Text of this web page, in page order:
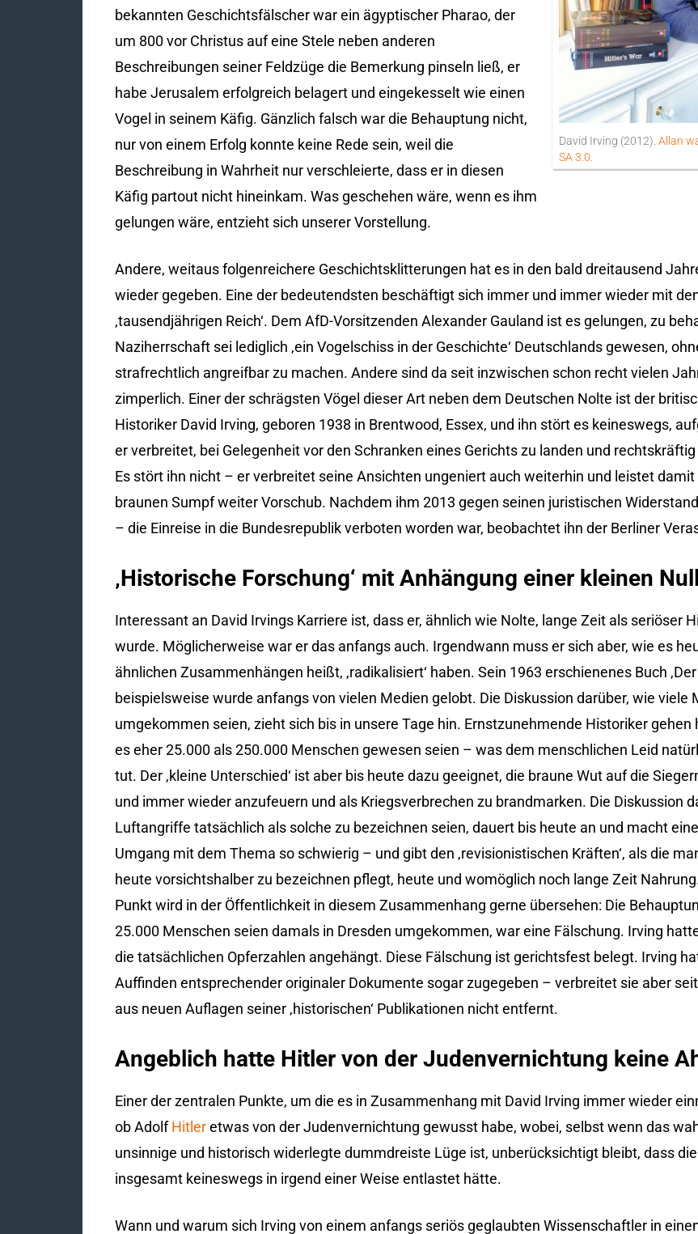
David Irving (2012).Allan
SA 3.0
bekannten Geschichtsfälscher war ein ägyptischer Pharao, der
um 800 vor Christus auf eine Stele neben anderen
Beschreibungen seiner Feldzüge die Bemerkung pinseln ließ, er
habe Jerusalem erfolgreich belagert und eingekesselt wie einen
Vogel in seinem Käfig. Gänzlich falsch war die Behauptung nicht,
nur von einem Erfolg konnte keine Rede sein, weil die
Beschreibung in Wahrheit nur verschleierte, dass er in diesen
Käfig partout nicht hineinkam. Was geschehen wäre, wenn es ihm
gelungen wäre, entzieht sich unserer Vorstellung.
Andere, weitaus folgenreichere Geschichtsklitterungen hat es in den bald dreitausend
wieder gegeben. Eine der bedeutendsten beschäftigt sich immer und immer wieder mit
‚tausendjährigen Reich‘. Dem AfD-Vorsitzenden Alexander Gauland ist es gelungen, zu
Naziherrschaft sei lediglich ‚ein Vogelschiss in der Geschichte‘ Deutschlands gewesen,
strafrechtlich angreifbar zu machen. Andere sind da seit inzwischen schon recht vielen
zimperlich. Einer der schrägsten Vögel dieser Art neben dem Deutschen Nolte ist der
Historiker David Irving, geboren 1938 in Brentwood, Essex, und ihn stört es keineswegs,
er verbreitet, bei Gelegenheit vor den Schranken eines Gerichts zu landen und
Es stört ihn nicht – er verbreitet seine Ansichten ungeniert auch weiterhin und leistet
braunen Sumpf weiter Vorschub. Nachdem ihm 2013 gegen seinen juristischen
– die Einreise in die Bundesrepublik verboten worden war, beobachtet ihn der Berliner
‚Historische Forschung‘ mit Anhängung einer kleinen Null
Interessant an David Irvings Karriere ist, dass er, ähnlich wie Nolte, lange Zeit als seriöser
wurde. Möglicherweise war er das anfangs auch. Irgendwann muss er sich aber, wie es
ähnlichen Zusammenhängen heißt, ‚radikalisiert‘ haben. Sein 1963 erschienenes Buch
beispielsweise wurde anfangs von vielen Medien gelobt. Die Diskussion darüber, wie viele
umgekommen seien, zieht sich bis in unsere Tage hin. Ernstzunehmende Historiker gehen
es eher 25.000 als 250.000 Menschen gewesen seien – was dem menschlichen Leid
tut. Der ‚kleine Unterschied‘ ist aber bis heute dazu geeignet, die braune Wut auf die
und immer wieder anzufeuern und als Kriegsverbrechen zu brandmarken. Die Diskussion
Luftangriffe tatsächlich als solche zu bezeichnen seien, dauert bis heute an und macht
Umgang mit dem Thema so schwierig – und gibt den ‚revisionistischen Kräften‘, als die
heute vorsichtshalber zu bezeichnen pflegt, heute und womöglich noch lange Zeit
Punkt wird in der Öffentlichkeit in diesem Zusammenhang gerne übersehen: Die
25.000 Menschen seien damals in Dresden umgekommen, war eine Fälschung. Irving
die tatsächlichen Opferzahlen angehängt. Diese Fälschung ist gerichtsfest belegt. Irving
Auffinden entsprechender originaler Dokumente sogar zugegeben – verbreitet sie aber
aus neuen Auflagen seiner ‚historischen‘ Publikationen nicht entfernt.
Angeblich hatte Hitler von der Judenvernichtung keine
Einer der zentralen Punkte, um die es in Zusammenhang mit David Irving immer wieder
ob AdolfHitleretwas von der Judenvernichtung gewusst habe, wobei, selbst wenn das
unsinnige und historisch widerlegte dummdreiste Lüge ist, unberücksichtigt bleibt, dass
insgesamt keineswegs in irgend einer Weise entlastet hätte.
Wann und warum sich Irving von einem anfangs seriös geglaubten Wissenschaftler in